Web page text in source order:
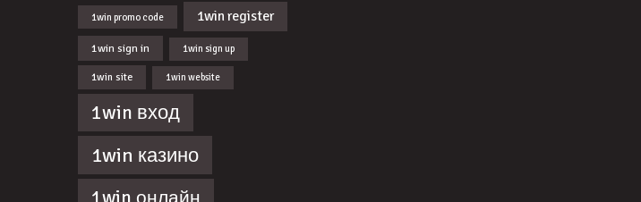
1win promo code 1win register
1win sign in 1win sign up
1win site 1win website
1win вход
1win казино
1win онлайн